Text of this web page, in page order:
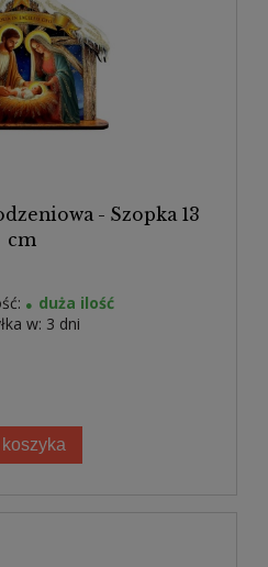
- Szopka 13
cm
duża ilość
w: 3 dni